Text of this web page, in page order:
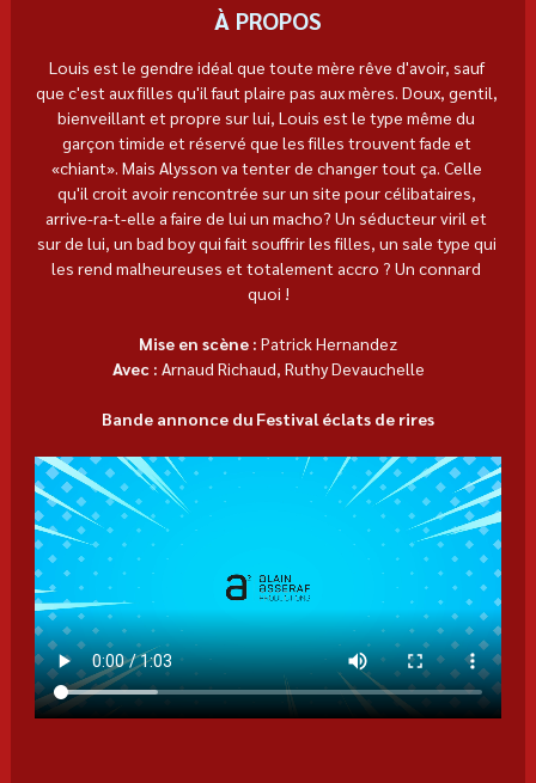
À PROPOS
Louis est le gendre idéal que toute mère rêve d'avoir, sauf
que c'est aux filles qu'il faut plaire pas aux mères. Doux, gentil,
bienveillant et propre sur lui, Louis est le type même du
garçon timide et réservé que les filles trouvent fade et
«chiant». Mais Alysson va tenter de changer tout ça. Celle
qu'il croit avoir rencontrée sur un site pour célibataires,
arrive-ra-t-elle a faire de lui un macho? Un séducteur viril et
sur de lui, un bad boy qui fait souffrir les filles, un sale type qui
les rend malheureuses et totalement accro ? Un connard
quoi !
Mise en scène : Patrick Hernandez
Avec : Arnaud Richaud, Ruthy Devauchelle
Bande annonce du Festival éclats de rires